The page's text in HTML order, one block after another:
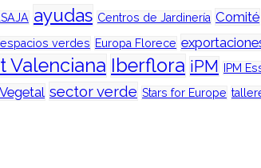
ayudas Centros de Jardinería Comité
espacios verdes Europa Florece
Valenciana Iberflora iPM IPM
sector verde Stars for Europe